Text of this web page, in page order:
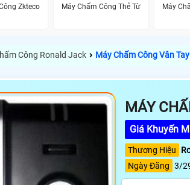
Zkteco Máy Chấm Công Thẻ Từ
Máy
Công Ronald Jack › Máy Chấm Công Vân
MÁY
Giá Khuyến
Thương Hiệu
Ngày Đăng 3/